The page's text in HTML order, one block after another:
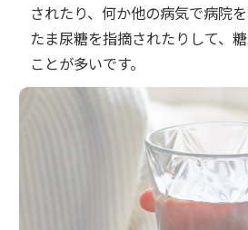
されたり、何か他の病気で病院
たま尿糖を指摘されたりして、
ことが多いです。